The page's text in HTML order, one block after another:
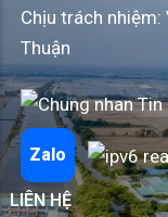
Chịu trách nhiệm:
Thuận
Zalo
LIÊN HỆ